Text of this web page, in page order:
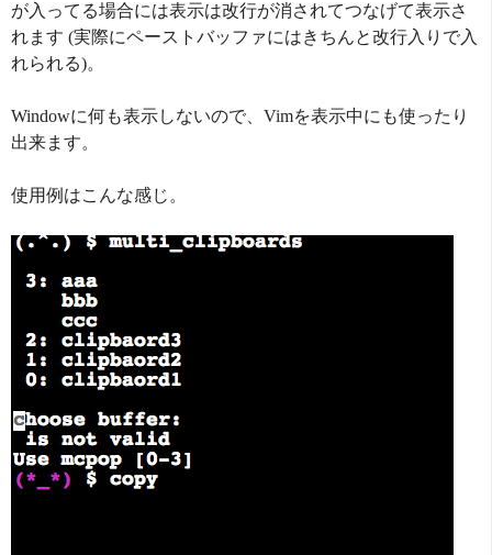
が入ってる場合には表示は改行が消されてつなげて表示さ
れます (実際にペーストバッファにはきちんと改行入りで入
れられる)。
Windowに何も表示しないので、Vimを表示中にも使ったり
出来ます。
使用例はこんな感じ。